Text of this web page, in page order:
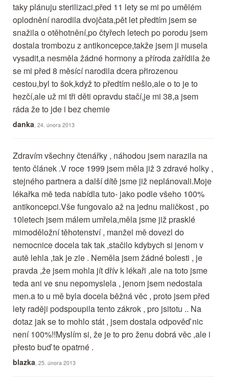
taky plánuju sterilizaci,před 11 lety se mi po umělém
oplodnění narodila dvojčata,pět let předtím jsem se
snažila o otěhotnění,po čtyřech letech po porodu jsem
dostala trombozu z antikoncepce,takže jsem ji musela
vysadit,a nesměla žádné hormony a příroda zařídila že
se mi před 8 měsící narodila dcera přirozenou
cestou,byl to šok,když to předtím nešlo,ale o to je to
hezčí,ale už mi tři děti opravdu stačí,je mi 38,a jsem
ráda že to jde i bez chemie
danka , 24. února 2013
Zdravím všechny čtenářky , náhodou jsem narazila na
tento článek .V roce 1999 jsem měla již 3 zdravé holky ,
stejného partnera a další dítě jsme již neplánovali.Moje
lékařka mě teda nabídla tuto- jako podle všeho 100%
antikoncepci.Vše fungovalo až na jednu maličkost , po
10letech jsem málem umřela,měla jsme již prasklé
mimoděložní těhotenství , manžel mě dovezl do
nemocnice docela tak tak ,stačilo kdybych si jenom v
autě lehla ,tak je zle . Neměla jsem žádné bolesti , je
pravda ,že jsem mohla jít dřív k lékaři ,ale na toto jsme
teda ani ve snu nepomyslela , jenom jsem nedostala
men.a to u mě byla docela běžná věc , proto jsem před
lety raději podspoupila tento zákrok , pro jsitotu .. Na
dotaz jak se to mohlo stát , jsem dostala odpověď nic
není 100%!!Myslím si, že je to pro ženu dobrá věc ,ale i
přesto buď te opatrné .
blazka , 25. února 2013